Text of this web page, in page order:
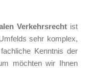
Verkehrsrecht ist
sehr komplex,
Kenntnis der
möchten wir Ihnen